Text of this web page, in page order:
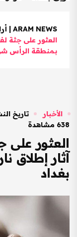
ARAM NEWS | أرام الإخبارية
العثور على جثة
بمنطقة الرأس
الأخبار
تاريخ النشر: 07 مايو 2023 |
638 مشاهدة
العثور على
آثار إطلاق
بغداد